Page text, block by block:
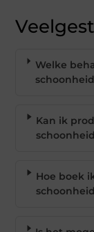
Welke
Kan ik
Hoe boek